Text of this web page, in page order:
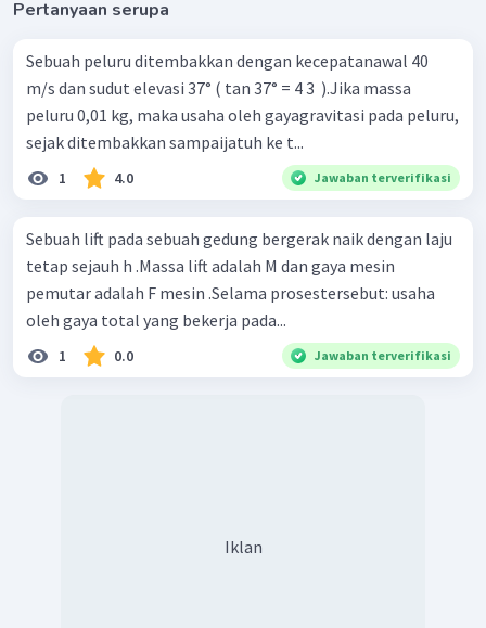
Pertanyaan serupa
Sebuah peluru ditembakkan dengan kecepatanawal 40
m/s dan sudut elevasi 37° ( tan 37° = 4 3 ​ ).Jika massa
peluru 0,01 kg, maka usaha oleh gayagravitasi pada peluru,
sejak ditembakkan sampaijatuh ke t...
1 4.0 Jawaban terverifikasi
Sebuah lift pada sebuah gedung bergerak naik dengan laju
tetap sejauh h .Massa lift adalah M dan gaya mesin
pemutar adalah F mesin .Selama prosestersebut: usaha
oleh gaya total yang bekerja pada...
1 0.0 Jawaban terverifikasi
Iklan